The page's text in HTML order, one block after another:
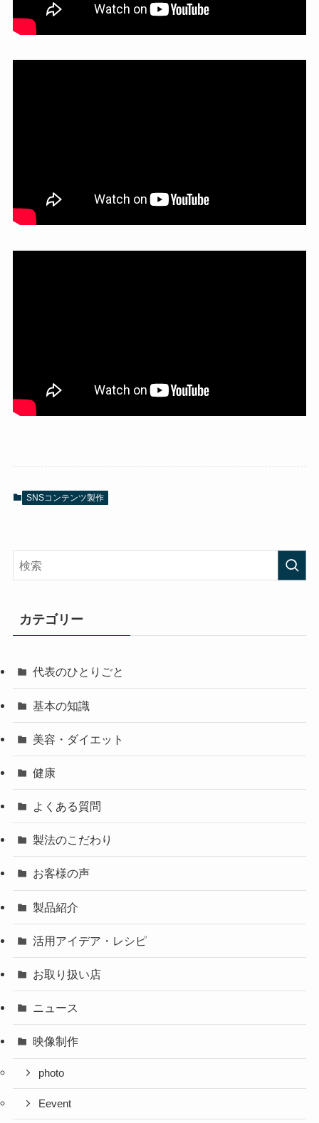
SNSコンテンツ製作
カテゴリー
代表のひとりごと
基本の知識
美容・ダイエット
健康
よくある質問
製法のこだわり
お客様の声
製品紹介
活用アイデア・レシピ
お取り扱い店
ニュース
映像制作
photo
Eevent